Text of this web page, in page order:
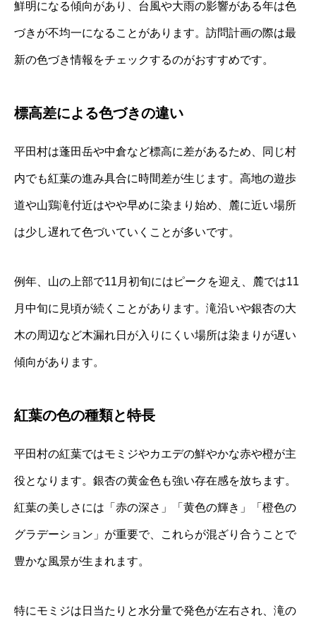
鮮明になる傾向があり、台風や大雨の影響がある年は色
づきが不均一になることがあります。訪問計画の際は最
新の色づき情報をチェックするのがおすすめです。
標高差による色づきの違い
平田村は蓬田岳や中倉など標高に差があるため、同じ村
内でも紅葉の進み具合に時間差が生じます。高地の遊歩
道や山鶏滝付近はやや早めに染まり始め、麓に近い場所
は少し遅れて色づいていくことが多いです。
例年、山の上部で11月初旬にはピークを迎え、麓では11
月中旬に見頃が続くことがあります。滝沿いや銀杏の大
木の周辺など木漏れ日が入りにくい場所は染まりが遅い
傾向があります。
紅葉の色の種類と特長
平田村の紅葉ではモミジやカエデの鮮やかな赤や橙が主
役となります。銀杏の黄金色も強い存在感を放ちます。
紅葉の美しさには「赤の深さ」「黄色の輝き」「橙色の
グラデーション」が重要で、これらが混ざり合うことで
豊かな風景が生まれます。
特にモミジは日当たりと水分量で発色が左右され、滝の